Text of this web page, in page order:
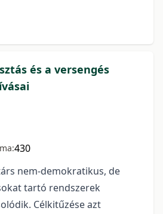
és a versengés
430
nem-demokratikus, de
tartó rendszerek
Célkitűzése azt